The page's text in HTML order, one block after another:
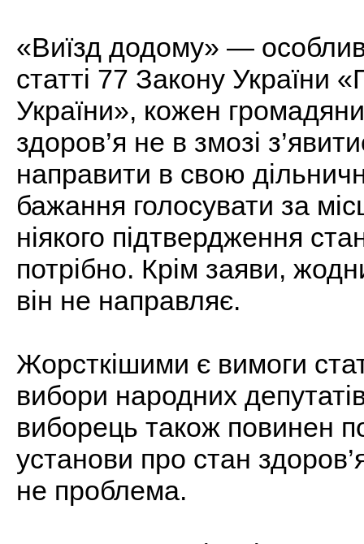
«Виїзд додому» —
статті 77 Закону України
України», кожен
здоров’я не в змозі
направити в свою
бажання голосувати за
ніякого підтвердження
потрібно. Крім заяви,
він не направляє.
Жорсткішими є вимоги
вибори народних
виборець також повинен
установи про стан
не проблема.